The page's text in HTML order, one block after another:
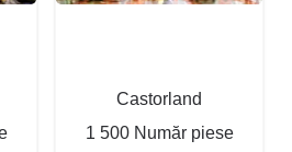
Castorland
1 500 Număr piese